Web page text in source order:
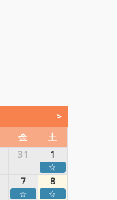
金
土
31 1
☆
7 8
☆ ☆